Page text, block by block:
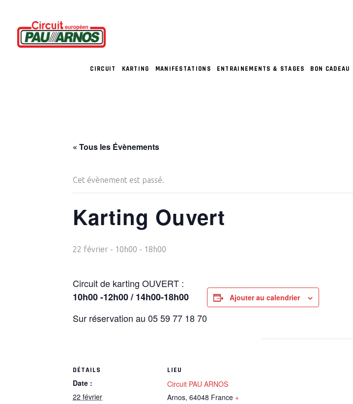
CIRCUIT KARTING MANIFESTATIONS ENTRAINEMENTS & STAGES BON CADEAU
« Tous les Évènements
Cet évènement est passé.
Karting Ouvert
22 février - 10h00 - 18h00
Circuit de karting OUVERT :
10h00 -12h00 / 14h00-18h00
Sur réservation au 05 59 77 18 70
Ajouter au calendrier
DÉTAILS
Date :
22 février
LIEU
Circuit PAU ARNOS
Arnos, 64048 France +